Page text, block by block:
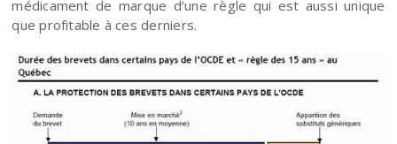
médicament de marque d’une règle qui est aussi unique
que profitable à ces derniers.